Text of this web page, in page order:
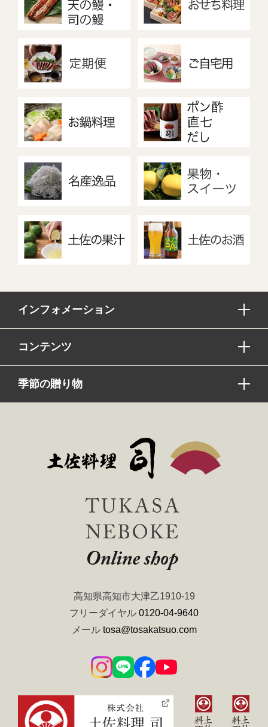
インフォメーション
コンテンツ
季節の贈り物
高知県高知市大津乙1910-19
フリーダイヤル 0120-04-9640
メール tosa@tosakatsuo.com